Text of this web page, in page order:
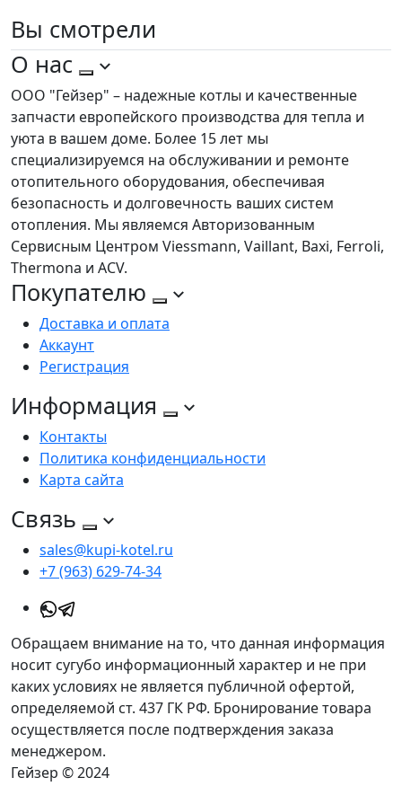
Вы смотрели
О нас
ООО "Гейзер" – надежные котлы и качественные
запчасти европейского производства для тепла и
уюта в вашем доме. Более 15 лет мы
специализируемся на обслуживании и ремонте
отопительного оборудования, обеспечивая
безопасность и долговечность ваших систем
отопления. Мы являемся Авторизованным
Сервисным Центром Viessmann, Vaillant, Baxi, Ferroli,
Thermona и ACV.
Покупателю
Доставка и оплата
Аккаунт
Регистрация
Информация
Контакты
Политика конфиденциальности
Карта сайта
Связь
sales@kupi-kotel.ru
+7 (963) 629-74-34
Обращаем внимание на то, что данная информация
носит сугубо информационный характер и не при
каких условиях не является публичной офертой,
определяемой ст. 437 ГК РФ. Бронирование товара
осуществляется после подтверждения заказа
менеджером.
Гейзер © 2024